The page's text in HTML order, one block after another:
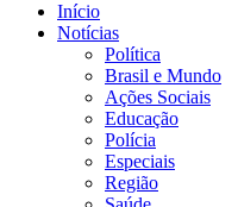
Início
Notícias
Política
Brasil e Mundo
Ações Sociais
Educação
Polícia
Especiais
Região